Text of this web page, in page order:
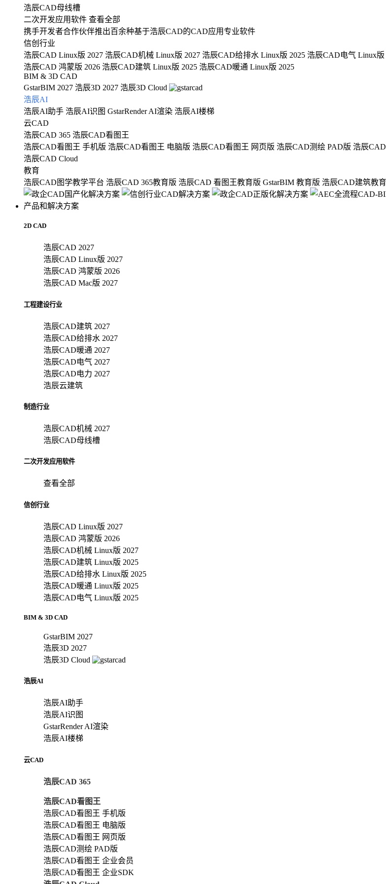
浩辰CAD母线槽
二次开发应用软件 查看全部
携手开发者合作伙伴推出百余种基于浩辰CAD的CAD应用专业软件
信创行业
浩辰CAD Linux版 2027 浩辰CAD机械 Linux版 2027 浩辰CAD给排水 Linux版 2025 浩辰CAD电气 Linux版
浩辰CAD 鸿蒙版 2026 浩辰CAD建筑 Linux版 2025 浩辰CAD暖通 Linux版 2025
BIM & 3D CAD
GstarBIM 2027 浩辰3D 2027 浩辰3D Cloud
浩辰AI
浩辰AI助手 浩辰AI识图 GstarRender AI渲染 浩辰AI楼梯
云CAD
浩辰CAD 365 浩辰CAD看图王
浩辰CAD看图王 手机版 浩辰CAD看图王 电脑版 浩辰CAD看图王 网页版 浩辰CAD测绘 PAD版 浩辰
浩辰CAD Cloud
教育
浩辰CAD图学教学平台 浩辰CAD 365教育版 浩辰CAD 看图王教育版 GstarBIM 教育版 浩辰CAD建筑教
产品和解决方案
2D CAD
浩辰CAD 2027
浩辰CAD Linux版 2027
浩辰CAD 鸿蒙版 2026
浩辰CAD Mac版 2027
工程建设行业
浩辰CAD建筑 2027
浩辰CAD给排水 2027
浩辰CAD暖通 2027
浩辰CAD电气 2027
浩辰CAD电力 2027
浩辰云建筑
制造行业
浩辰CAD机械 2027
浩辰CAD母线槽
二次开发应用软件
查看全部
信创行业
浩辰CAD Linux版 2027
浩辰CAD 鸿蒙版 2026
浩辰CAD机械 Linux版 2027
浩辰CAD建筑 Linux版 2025
浩辰CAD给排水 Linux版 2025
浩辰CAD暖通 Linux版 2025
浩辰CAD电气 Linux版 2025
BIM & 3D CAD
GstarBIM 2027
浩辰3D 2027
浩辰3D Cloud
浩辰AI
浩辰AI助手
浩辰AI识图
GstarRender AI渲染
浩辰AI楼梯
云CAD
浩辰CAD 365
浩辰CAD看图王
浩辰CAD看图王 手机版
浩辰CAD看图王 电脑版
浩辰CAD看图王 网页版
浩辰CAD测绘 PAD版
浩辰CAD看图王 企业会员
浩辰CAD看图王 企业SDK